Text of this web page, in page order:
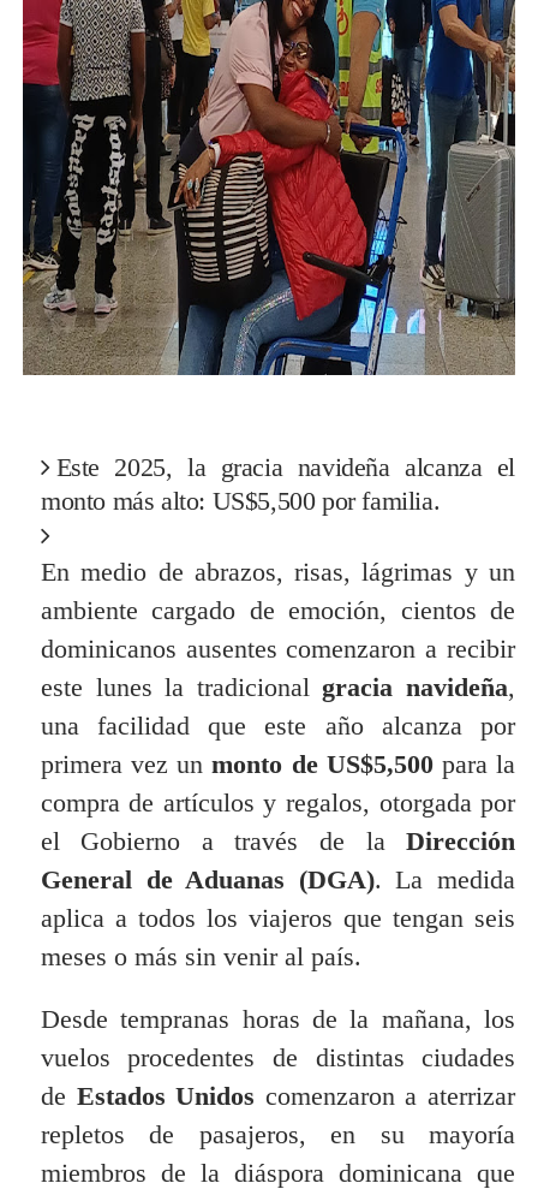
Este 2025, la gracia navideña alcanza el
monto más alto: US$5,500 por familia.
En medio de abrazos, risas, lágrimas y un
ambiente cargado de emoción, cientos de
dominicanos ausentes comenzaron a recibir
este lunes la tradicionalgracia navideña,
una facilidad que este año alcanza por
primera vez unmonto de US$5,500para la
compra de artículos y regalos, otorgada por
el Gobierno a través de laDirección
General de Aduanas (DGA). La medida
aplica a todos los viajeros que tengan seis
meses o más sin venir al país.
Desde tempranas horas de la mañana, los
vuelos procedentes de distintas ciudades
de Estados Unidos comenzaron a aterrizar
repletos de pasajeros, en su mayoría
miembros de la diáspora dominicana que